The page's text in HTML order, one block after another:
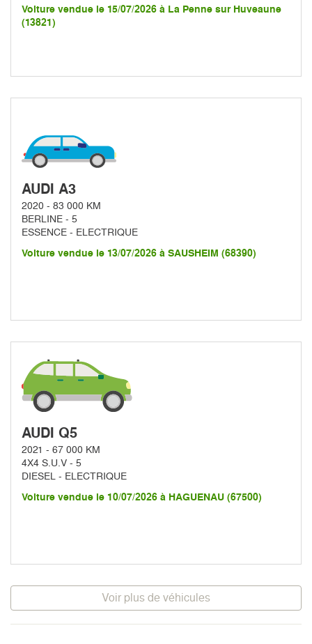
Voiture vendue le 15/07/2026 à La Penne sur Huveaune
(13821)
AUDI A3
2020 - 83 000 KM
BERLINE - 5
ESSENCE - ELECTRIQUE
Voiture vendue le 13/07/2026 à SAUSHEIM (68390)
AUDI Q5
2021 - 67 000 KM
4X4 S.U.V - 5
DIESEL - ELECTRIQUE
Voiture vendue le 10/07/2026 à HAGUENAU (67500)
Voir plus de véhicules